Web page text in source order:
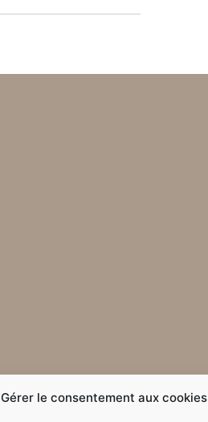
Gérer le consentement aux cookies